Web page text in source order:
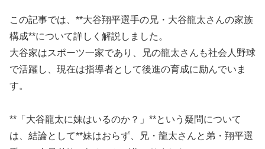
この記事では、**大谷翔平選手の兄・大谷龍太さんの家族
構成**について詳しく解説しました。
大谷家はスポーツ一家であり、兄の龍太さんも社会人野球
で活躍し、現在は指導者として後進の育成に励んでいま
す。
**「大谷龍太に妹はいるのか？」**という疑問について
は、結論として**妹はおらず、兄・龍太さんと弟・翔平選